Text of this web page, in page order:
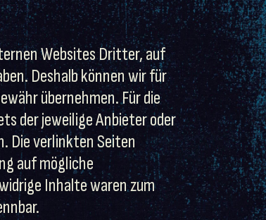
Websites Dritter, auf
Deshalb können wir für
übernehmen. Für die
der jeweilige Anbieter oder
Die verlinkten Seiten
auf mögliche
Inhalte waren zum